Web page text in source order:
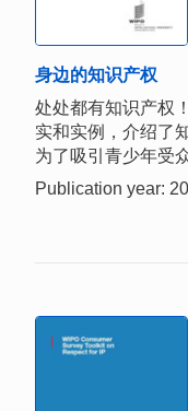
身边的知识产权
处处都有知识产权
实和实例，介绍了
为了吸引青少年受众
Publication year: